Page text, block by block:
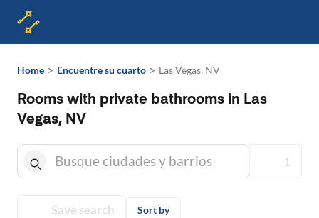
Home > Encuentre su cuarto > Las Vegas, NV
Rooms with private bathrooms in Las
Vegas, NV
1
Save search Sort by